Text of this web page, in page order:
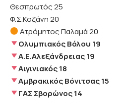
Θεσπρωτός 25
Φ.Σ.Κοζάνη 20
Ατρόμητος Παλαμά 20
Ολυμπιακός Βόλου 19
Α.Ε.Αλεξάνδρειας 19
Αιγινιακός 18
Αμβρακικός Βόνιτσας 15
ΓΑΣ Σβορώνος 14